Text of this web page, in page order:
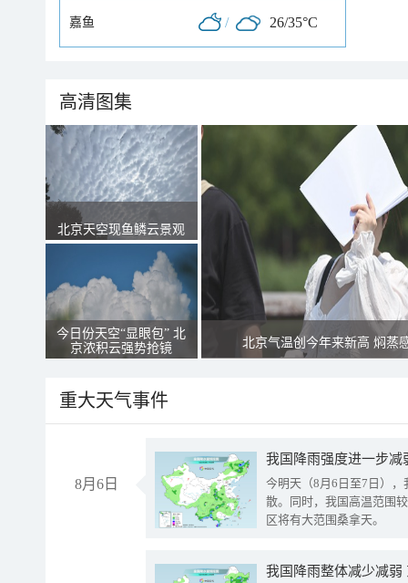
嘉鱼 / 26/35°C
高清图集
北京天空现鱼鳞云景观
今日份天空“显眼包” 北
京浓积云强势抢镜
北京气温创今年来新高 焖蒸
重大天气事件
8月6日
今明天（8月6日至7日）
散。同时，我国高温范围
区将有大范围桑拿天。
我国降雨整体减少减弱